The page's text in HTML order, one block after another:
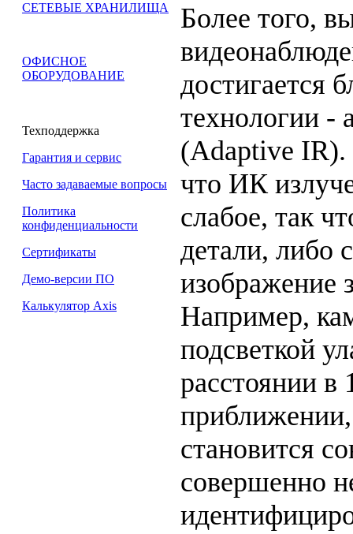
СЕТЕВЫЕ ХРАНИЛИЩА
ОФИСНОЕ
ОБОРУДОВАНИЕ
Техподдержка
Гарантия и сервис
Часто задаваемые вопросы
Политика
конфиденциальности
Сертификаты
Демо-версии ПО
Калькулятор Axis
Более того,
достигается
технологии -
(Adaptive IR).
что ИК
слабое, так
детали, либо
изображение
Например,
подсветкой
расстоянии в
становится
совершенно